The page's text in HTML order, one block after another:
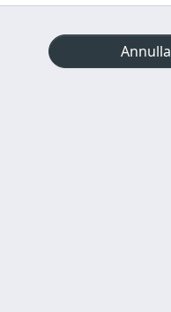
Annulla